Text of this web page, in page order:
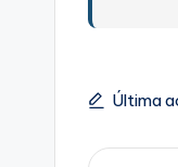
Última